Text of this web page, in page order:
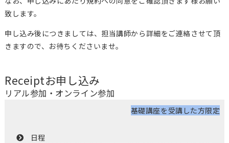
致します。
申し込み後につきましては、担当講師から詳細をご連絡させて頂
きますので、お待ちくださいませ。
Receiptお申し込み
リアル参加・オンライン参加
基礎講座を受講した方限定
日程